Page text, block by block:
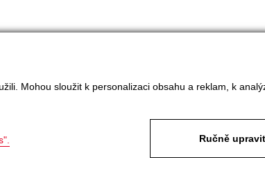
Mohou sloužit k personalizaci obsahu a reklam, k
Ručně upravit